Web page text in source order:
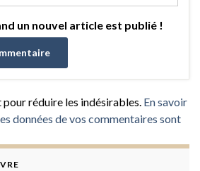
un nouvel article est publié !
réduire les indésirables. En savoir
données de vos commentaires sont